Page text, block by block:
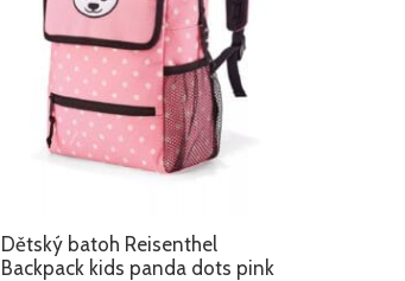
Dětský batoh Reisenthel
Backpack kids panda dots pink